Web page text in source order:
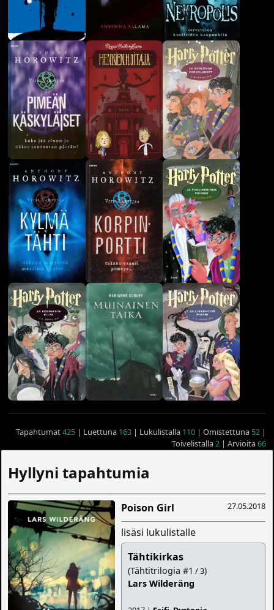
Tapahtumat425| Luettuna 163| Lukulistalla 110| Omistettuna 52|
Toivelistalla2| Arvioita66
Hyllyni tapahtumia
27.05.2018
Poison Girl
lisäsi lukulistalle
Tähtikirkas
(Tähtitrilogia #1 / 3)
Lars Wilderäng